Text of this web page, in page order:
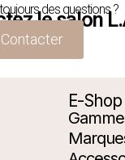
des questions ?
le salon
E-Shop